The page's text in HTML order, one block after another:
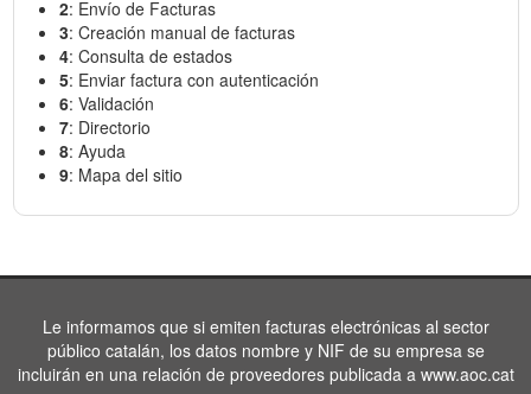
2: Envío de Facturas
3: Creación manual de facturas
4: Consulta de estados
5: Enviar factura con autenticación
6: Validación
7: Directorio
8: Ayuda
9: Mapa del sitio
Le informamos que si emiten facturas electrónicas al sector
público catalán, los datos nombre y NIF de su empresa se
incluirán en una relación de proveedores publicada a www.aoc.cat